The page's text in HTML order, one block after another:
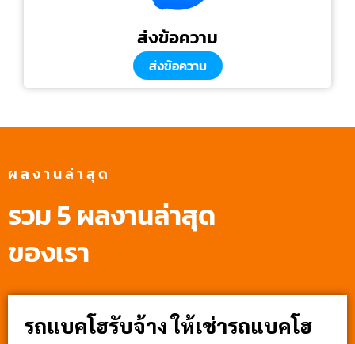
ส่งข้อความ
ส่งข้อความ
ผลงานล่าสุด
รวม 5 ผลงานล่าสุด
ของเรา
รถแบคโฮรับจ้าง ให้เช่ารถแบคโฮ